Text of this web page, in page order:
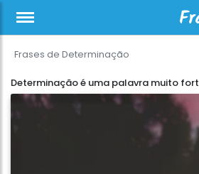
Frases de Determinação
Determinação é uma palavra muito fort